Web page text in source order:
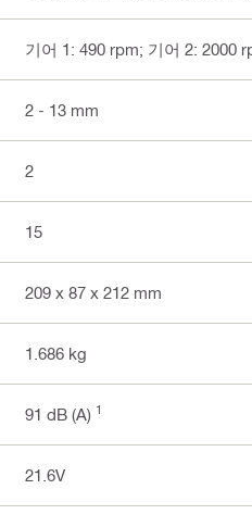
기어 1: 490 rpm; 기어 2: 2000
2 - 13 mm
2
15
209 x 87 x 212 mm
1.686 kg
91 dB (A) 1
21.6V